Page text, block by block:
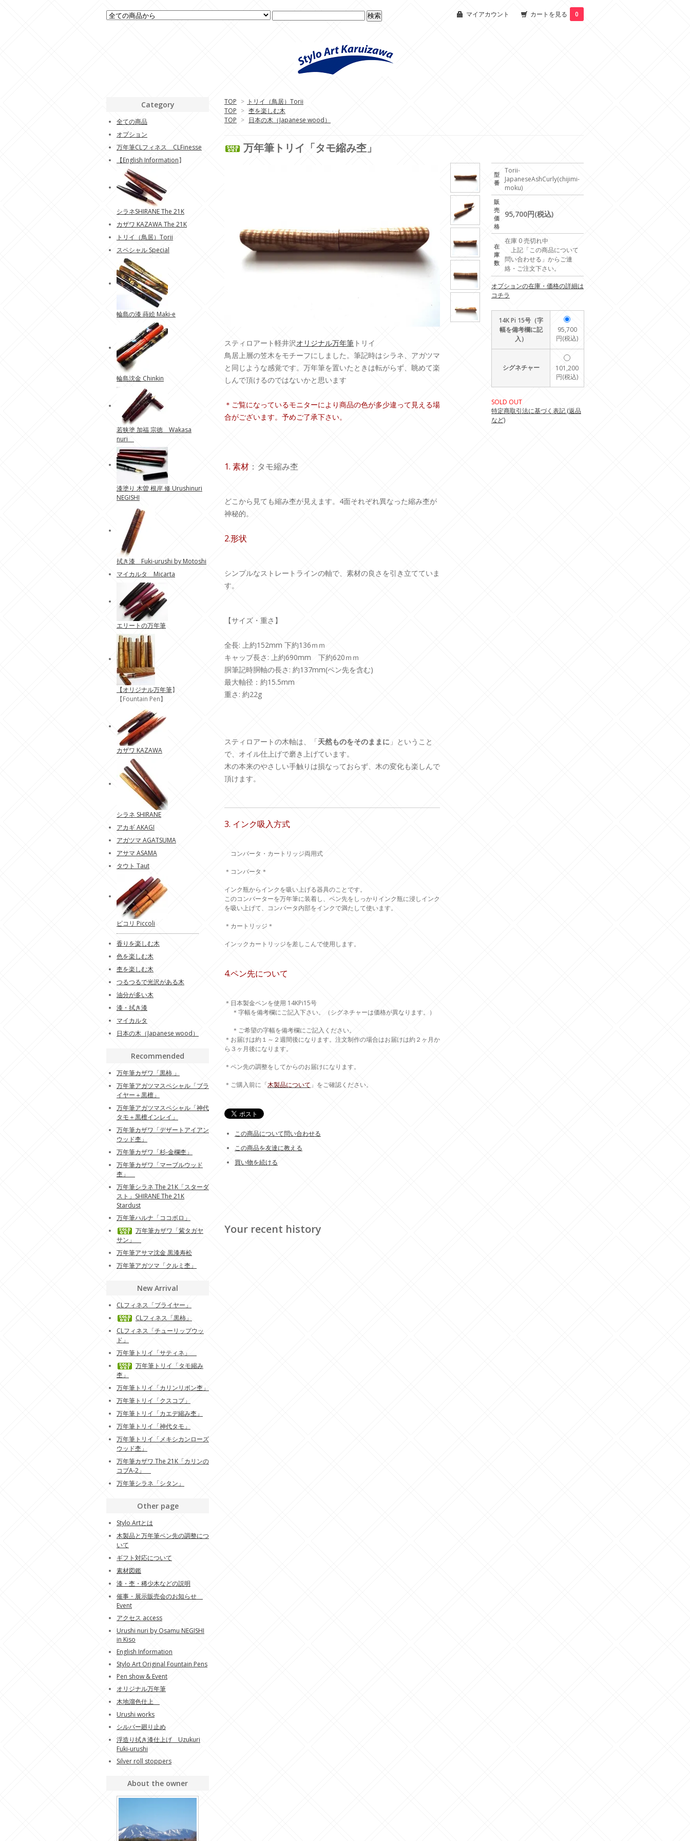
マイアカウント カートを見る 0
TOP > トリイ（鳥居）Torii
TOP > 杢を楽しむ木
TOP > 日本の木（Japanese wood）
万年筆トリイ「タモ縮み杢」
型
番
Torii-
JapaneseAshCurly(chijimi-
moku)
販
売
価
格
95,700円(税込)
在
庫
数
在庫 0 売切れ中
上記「この商品について
問い合わせる」からご連
絡・ご注文下さい。
オプションの在庫・価格の詳細は
コチラ
14K Pi 15号（字
幅を備考欄に記
入）
95,700
円(税込)
シグネチャー
101,200
円(税込)
SOLD OUT
特定商取引法に基づく表記 (返品
など)
スティロアート軽井沢オリジナル万年筆 トリイ
鳥居上層の笠木をモチーフにしました。筆記時はシラネ、アガツマ
と同じような感覚です。万年筆を置いたときは転がらず、眺めて楽
しんで頂けるのではないかと思います
＊ご覧になっているモニターにより商品の色が多少違って見える場
合がございます。予めご了承下さい。
1. 素材 ：タモ縮み杢
どこから見ても縮み杢が見えます。4面それぞれ異なった縮み杢が
神秘的。
2.形状
シンプルなストレートラインの軸で、素材の良さを引き立てていま
す。
【サイズ・重さ】
全長: 上約152mm 下約136ｍｍ
キャップ長さ: 上約690mm 下約620ｍｍ
胴筆記時胴軸の長さ: 約137mm(ペン先を含む)
最大軸径：約15.5mm
重さ: 約22g
スティロアートの木軸は、「天然ものをそのままに 」ということ
で、オイル仕上げで磨き上げています。
木の本来のやさしい手触りは損なっておらず、木の変化も楽しんで
頂けます。
3. インク吸入方式
コンバータ・カートリッジ両用式
＊コンバータ＊
インク瓶からインクを吸い上げる器具のことです。
このコンバーターを万年筆に装着し、ペン先をしっかりインク瓶に浸しインク
を吸い上げて、コンバータ内部をインクで満たして使います。
＊カートリッジ＊
インックカートリッジを差しこんで使用します。
4.ペン先について
＊日本製金ペンを使用 14KPi15号
＊字幅を備考欄にご記入下さい。（シグネチャーは価格が異なります。）
＊ご希望の字幅を備考欄にご記入ください。
＊お届けは約１～２週間後になります。注文制作の場合はお届けは約２ヶ月か
ら３ヶ月後になります。
＊ペン先の調整をしてからのお届けになります。
＊ご購入前に「木製品について 」をご確認ください。
この商品について問い合わせる
この商品を友達に教える
買い物を続ける
Your recent history
Category
全ての商品
オプション
万年筆CLフィネス CLFinesse
【English Information】
シラネSHIRANE The 21K
カザワ KAZAWA The 21K
トリイ（鳥居）Torii
スペシャル Special
輪島の漆 蒔絵 Maki-e
輪島沈金 Chinkin
若狭塗 加福 宗徳 Wakasa
nuri
漆塗り 木曽 根岸 修 Urushinuri
NEGISHI
拭き漆 Fuki-urushi by Motoshi
マイカルタ Micarta
エリートの万年筆
【オリジナル万年筆】
【Fountain Pen】
カザワ KAZAWA
シラネ SHIRANE
アカギ AKAGI
アガツマ AGATSUMA
アサマ ASAMA
タウト Taut
ピコリ Piccoli
香りを楽しむ木
色を楽しむ木
杢を楽しむ木
つるつるで光沢がある木
油分が多い木
漆・拭き漆
マイカルタ
日本の木（Japanese wood）
Recommended
万年筆カザワ「黒柿 」
万年筆アガツマスペシャル「ブラ
イヤー＋黒檀」
万年筆アガツマスペシャル「神代
タモ＋黒檀インレイ」
万年筆カザワ「デザートアイアン
ウッド杢」
万年筆カザワ「杉-金欄杢」
万年筆カザワ「マーブルウッド
杢」
万年筆シラネ The 21K「スターダ
スト」SHIRANE The 21K
Stardust
万年筆ハルナ「ココボロ」
万年筆カザワ「紫タガヤ
サン」
万年筆アサマ沈金 黒漆寿松
万年筆アガツマ「クルミ杢」
New Arrival
CLフィネス「ブライヤー」
CLフィネス「黒柿」
CLフィネス「チューリップウッ
ド」
万年筆トリイ「サティネ」
万年筆トリイ「タモ縮み
杢」
万年筆トリイ「カリンリボン杢」
万年筆トリイ「クスコブ」
万年筆トリイ「カエデ縮み杢」
万年筆トリイ「神代タモ」
万年筆トリイ「メキシカンローズ
ウッド杢」
万年筆カザワ The 21K「カリンの
コブA-2」
万年筆シラネ「シタン」
Other page
Stylo Artとは
木製品と万年筆ペン先の調整につ
いて
ギフト対応について
素材図鑑
漆・杢・稀少木などの説明
催事・展示販売会のお知らせ
Event
アクセス access
Urushi nuri by Osamu NEGISHI
in Kiso
English Information
Stylo Art Original Fountain Pens
Pen show & Event
オリジナル万年筆
木地溜色仕上
Urushi works
シルバー廻り止め
浮造り拭き漆仕上げ Uzukuri
Fuki-urushi
Silver roll stoppers
About the owner